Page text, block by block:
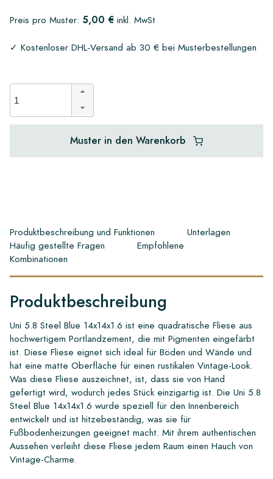
Preis pro Muster: 5,00 € inkl. MwSt
✓ Kostenloser DHL-Versand ab 30 € bei Musterbestellungen
Muster in den Warenkorb
Produktbeschreibung und Funktionen
Unterlagen
Häufig gestellte Fragen
Empfohlene
Kombinationen
Produktbeschreibung
Uni 5.8 Steel Blue 14x14x1.6 ist eine quadratische Fliese aus
hochwertigem Portlandzement, die mit Pigmenten eingefärbt
ist. Diese Fliese eignet sich ideal für Böden und Wände und
hat eine matte Oberfläche für einen rustikalen Vintage-Look.
Was diese Fliese auszeichnet, ist, dass sie von Hand
gefertigt wird, wodurch jedes Stück einzigartig ist. Die Uni 5.8
Steel Blue 14x14x1.6 wurde speziell für den Innenbereich
entwickelt und ist hitzebeständig, was sie für
Fußbodenheizungen geeignet macht. Mit ihrem authentischen
Aussehen verleiht diese Fliese jedem Raum einen Hauch von
Vintage-Charme.